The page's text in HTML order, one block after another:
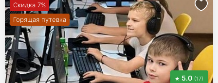
Скидка 7%
Горящая путевка
5.0 (17)